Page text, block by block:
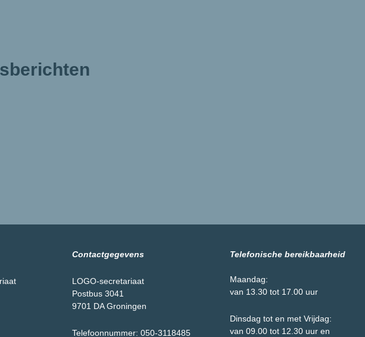
Contactgegevens
LOGO-secretariaat
Postbus 3041
9701 DA Groningen
Telefoonnummer: 050-3118485
Telefonische bereikbaarheid
Maandag:
van 13.30 tot 17.00 uur
Dinsdag tot en met Vrijdag:
van 09.00 tot 12.30 uur en